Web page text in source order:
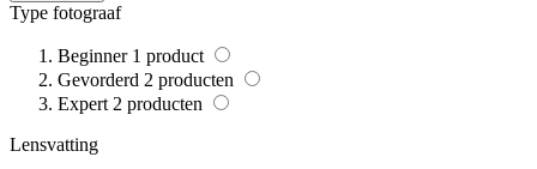
Type fotograaf
Beginner 1 product
Gevorderd 2 producten
Expert 2 producten
Lensvatting